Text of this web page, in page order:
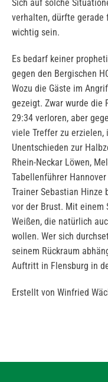
Sich auf solche
verhalten, dürfte gerade
wichtig sein.
Es bedarf keiner
gegen den Bergischen
Wozu die Gäste im
gezeigt. Zwar wurde die
29:34 verloren, aber
viele Treffer zu erzielen,
Unentschieden zur
Rhein-Neckar Löwen,
Tabellenführer
Trainer Sebastian Hinze
vor der Brust. Mit einem
Weißen, die natürlich
wollen. Wer sich
seinem Rückraum
Auftritt in Flensburg in
Erstellt von Winfried